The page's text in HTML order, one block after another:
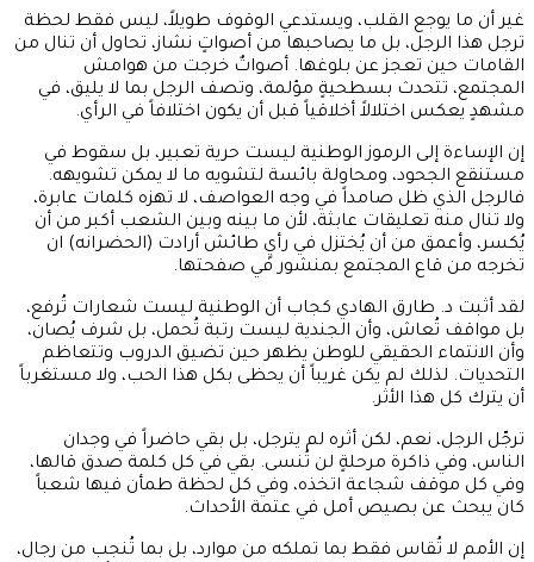
غير أن ما يوجع القلب، ويستدعي الوقوف طويلاً، ليس فقط لحظة
ترجل هذا الرجل، بل ما يصاحبها من أصواتٍ نشاز، تحاول أن تنال من
القامات حين تعجز عن بلوغها. أصواتٌ خرجت من هوامش
المجتمع، تتحدث بسطحيةٍ مؤلمة، وتصف الرجل بما لا يليق، في
مشهدٍ يعكس اختلالاً أخلاقياً قبل أن يكون اختلافاً في الرأي.
إن الإساءة إلى الرموز الوطنية ليست حرية تعبير، بل سقوط في
مستنقع الجحود، ومحاولة بائسة لتشويه ما لا يمكن تشويهه.
فالرجل الذي ظل صامداً في وجه العواصف، لا تهزه كلمات عابرة،
ولا تنال منه تعليقات عابثة، لأن ما بينه وبين الشعب أكبر من أن
يُكسر، وأعمق من أن يُختزل في رأيٍ طائش أرادت (الحضرانه) ان
تخرجه من قاع المجتمع بمنشور في صفحتها.
لقد أثبت د. طارق الهادي كجاب أن الوطنية ليست شعارات تُرفع،
بل مواقف تُعاش، وأن الجندية ليست رتبة تُحمل، بل شرف يُصان،
وأن الانتماء الحقيقي للوطن يظهر حين تضيق الدروب وتتعاظم
التحديات. لذلك لم يكن غريباً أن يحظى بكل هذا الحب، ولا مستغرباً
أن يترك كل هذا الأثر.
ترجّل الرجل، نعم، لكن أثره لم يترجل، بل بقي حاضراً في وجدان
الناس، وفي ذاكرة مرحلةٍ لن تُنسى. بقي في كل كلمة صدق قالها،
وفي كل موقف شجاعة اتخذه، وفي كل لحظة طمأن فيها شعباً
كان يبحث عن بصيص أمل في عتمة الأحداث.
إن الأمم لا تُقاس فقط بما تملكه من موارد، بل بما تُنجب من رجال،